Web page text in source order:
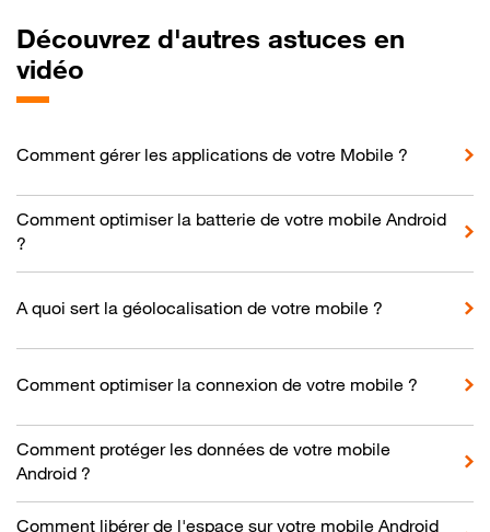
Découvrez d'autres astuces en
vidéo
Comment gérer les applications de votre Mobile ?
Comment optimiser la batterie de votre mobile Android
?
A quoi sert la géolocalisation de votre mobile ?
Comment optimiser la connexion de votre mobile ?
Comment protéger les données de votre mobile
Android ?
Comment libérer de l'espace sur votre mobile Android